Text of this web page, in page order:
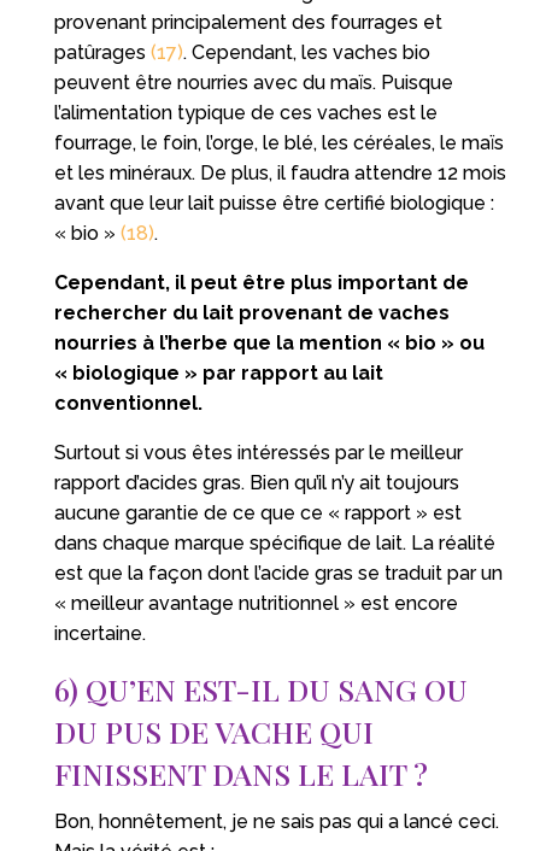
provenant principalement des fourrages et
patûrages (17). Cependant, les vaches bio
peuvent être nourries avec du maïs. Puisque
l’alimentation typique de ces vaches est le
fourrage, le foin, l’orge, le blé, les céréales, le maïs
et les minéraux. De plus, il faudra attendre 12 mois
avant que leur lait puisse être certifié biologique :
« bio » (18).
Cependant, il peut être plus important de
rechercher du lait provenant de vaches
nourries à l’herbe que la mention « bio » ou
« biologique » par rapport au lait
conventionnel.
Surtout si vous êtes intéressés par le meilleur
rapport d’acides gras. Bien qu’il n’y ait toujours
aucune garantie de ce que ce « rapport » est
dans chaque marque spécifique de lait. La réalité
est que la façon dont l’acide gras se traduit par un
« meilleur avantage nutritionnel » est encore
incertaine.
6) QU’EN EST-IL DU SANG OU
DU PUS DE VACHE QUI
FINISSENT DANS LE LAIT ?
Bon, honnêtement, je ne sais pas qui a lancé ceci.